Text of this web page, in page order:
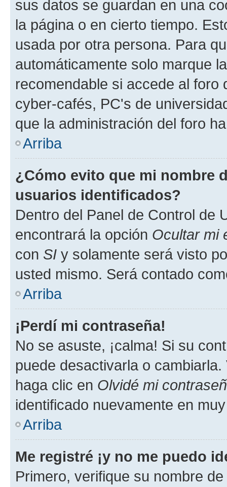
sus datos se guardan en una
la página o en cierto tiempo.
usada por otra persona. Para
automáticamente solo marque
recomendable si accede al foro
cyber-cafés, PC's de
que la administración del foro
Arriba
¿Cómo evito que mi nombre
usuarios identificados?
Dentro del Panel de Control de
encontrará la opción Ocultar mi
con SI y solamente será visto
usted mismo. Será contado
Arriba
¡Perdí mi contraseña!
No se asuste, ¡calma! Si su
puede desactivarla o
haga clic en Olvidé mi
identificado nuevamente en
Arriba
Me registré ¡y no me puedo
Primero, verifique su nombre